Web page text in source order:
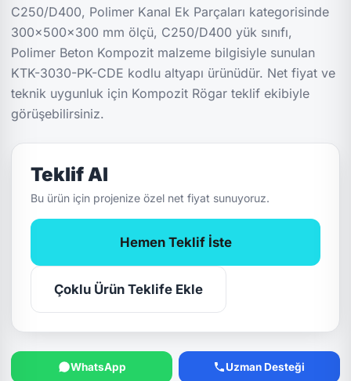
C250/D400, Polimer Kanal Ek Parçaları kategorisinde
300x500x300 mm ölçü, C250/D400 yük sınıfı,
Polimer Beton Kompozit malzeme bilgisiyle sunulan
KTK-3030-PK-CDE kodlu altyapı ürünüdür. Net fiyat ve
teknik uygunluk için Kompozit Rögar teklif ekibiyle
görüşebilirsiniz.
Teklif Al
Bu ürün için projenize özel net fiyat sunuyoruz.
Hemen Teklif İste
Çoklu Ürün Teklife Ekle
WhatsApp Uzman Desteği